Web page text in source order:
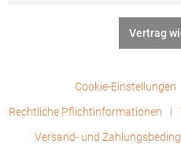
Vertrag
Cookie-Einstellungen
Rechtliche Pflichtinformationen
Versand- und